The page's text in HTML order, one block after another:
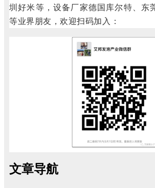
圳好米等，设备厂家德国库尔特、东
等业界朋友，欢迎扫码加入：
文章导航